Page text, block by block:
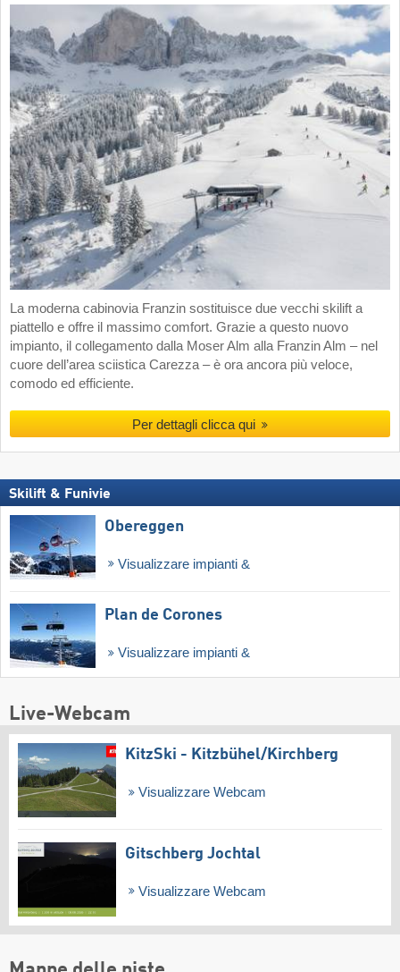
La moderna cabinovia Franzin sostituisce due vecchi skilift a
piattello e offre il massimo comfort. Grazie a questo nuovo
impianto, il collegamento dalla Moser Alm alla Franzin Alm – nel
cuore dell’area sciistica Carezza – è ora ancora più veloce,
comodo ed efficiente.
Per dettagli clicca qui
Skilift & Funivie
Obereggen
Visualizzare impianti &
Plan de Corones
Visualizzare impianti &
Live-Webcam
KitzSki - Kitzbühel/​Kirchberg
Visualizzare Webcam
Gitschberg Jochtal
Visualizzare Webcam